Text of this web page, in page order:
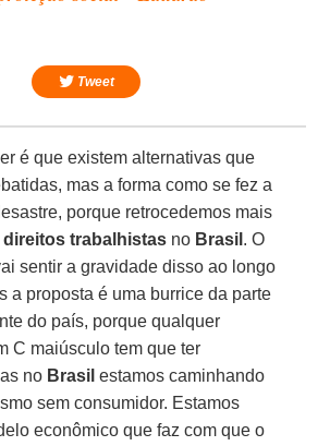
Tweet
é que existem alternativas que
mas a forma como se fez a
porque retrocedemos mais
direitos trabalhistas no Brasil . O
sentir a gravidade disso ao longo
a proposta é uma burrice da parte
do país, porque qualquer
C maiúsculo tem que ter
no Brasil estamos caminhando
sem consumidor. Estamos
econômico que faz com que o